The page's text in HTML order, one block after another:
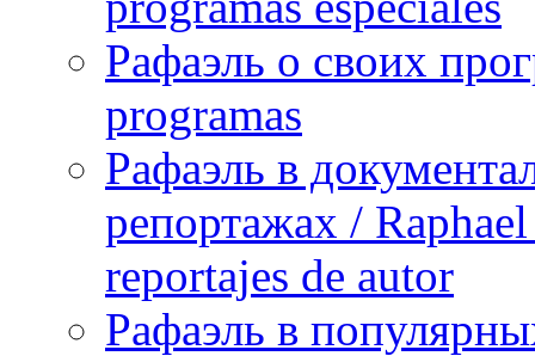
Рафаэль о своих
programas
Рафаэль в
репортажах /
reportajes de autor
Рафаэль в